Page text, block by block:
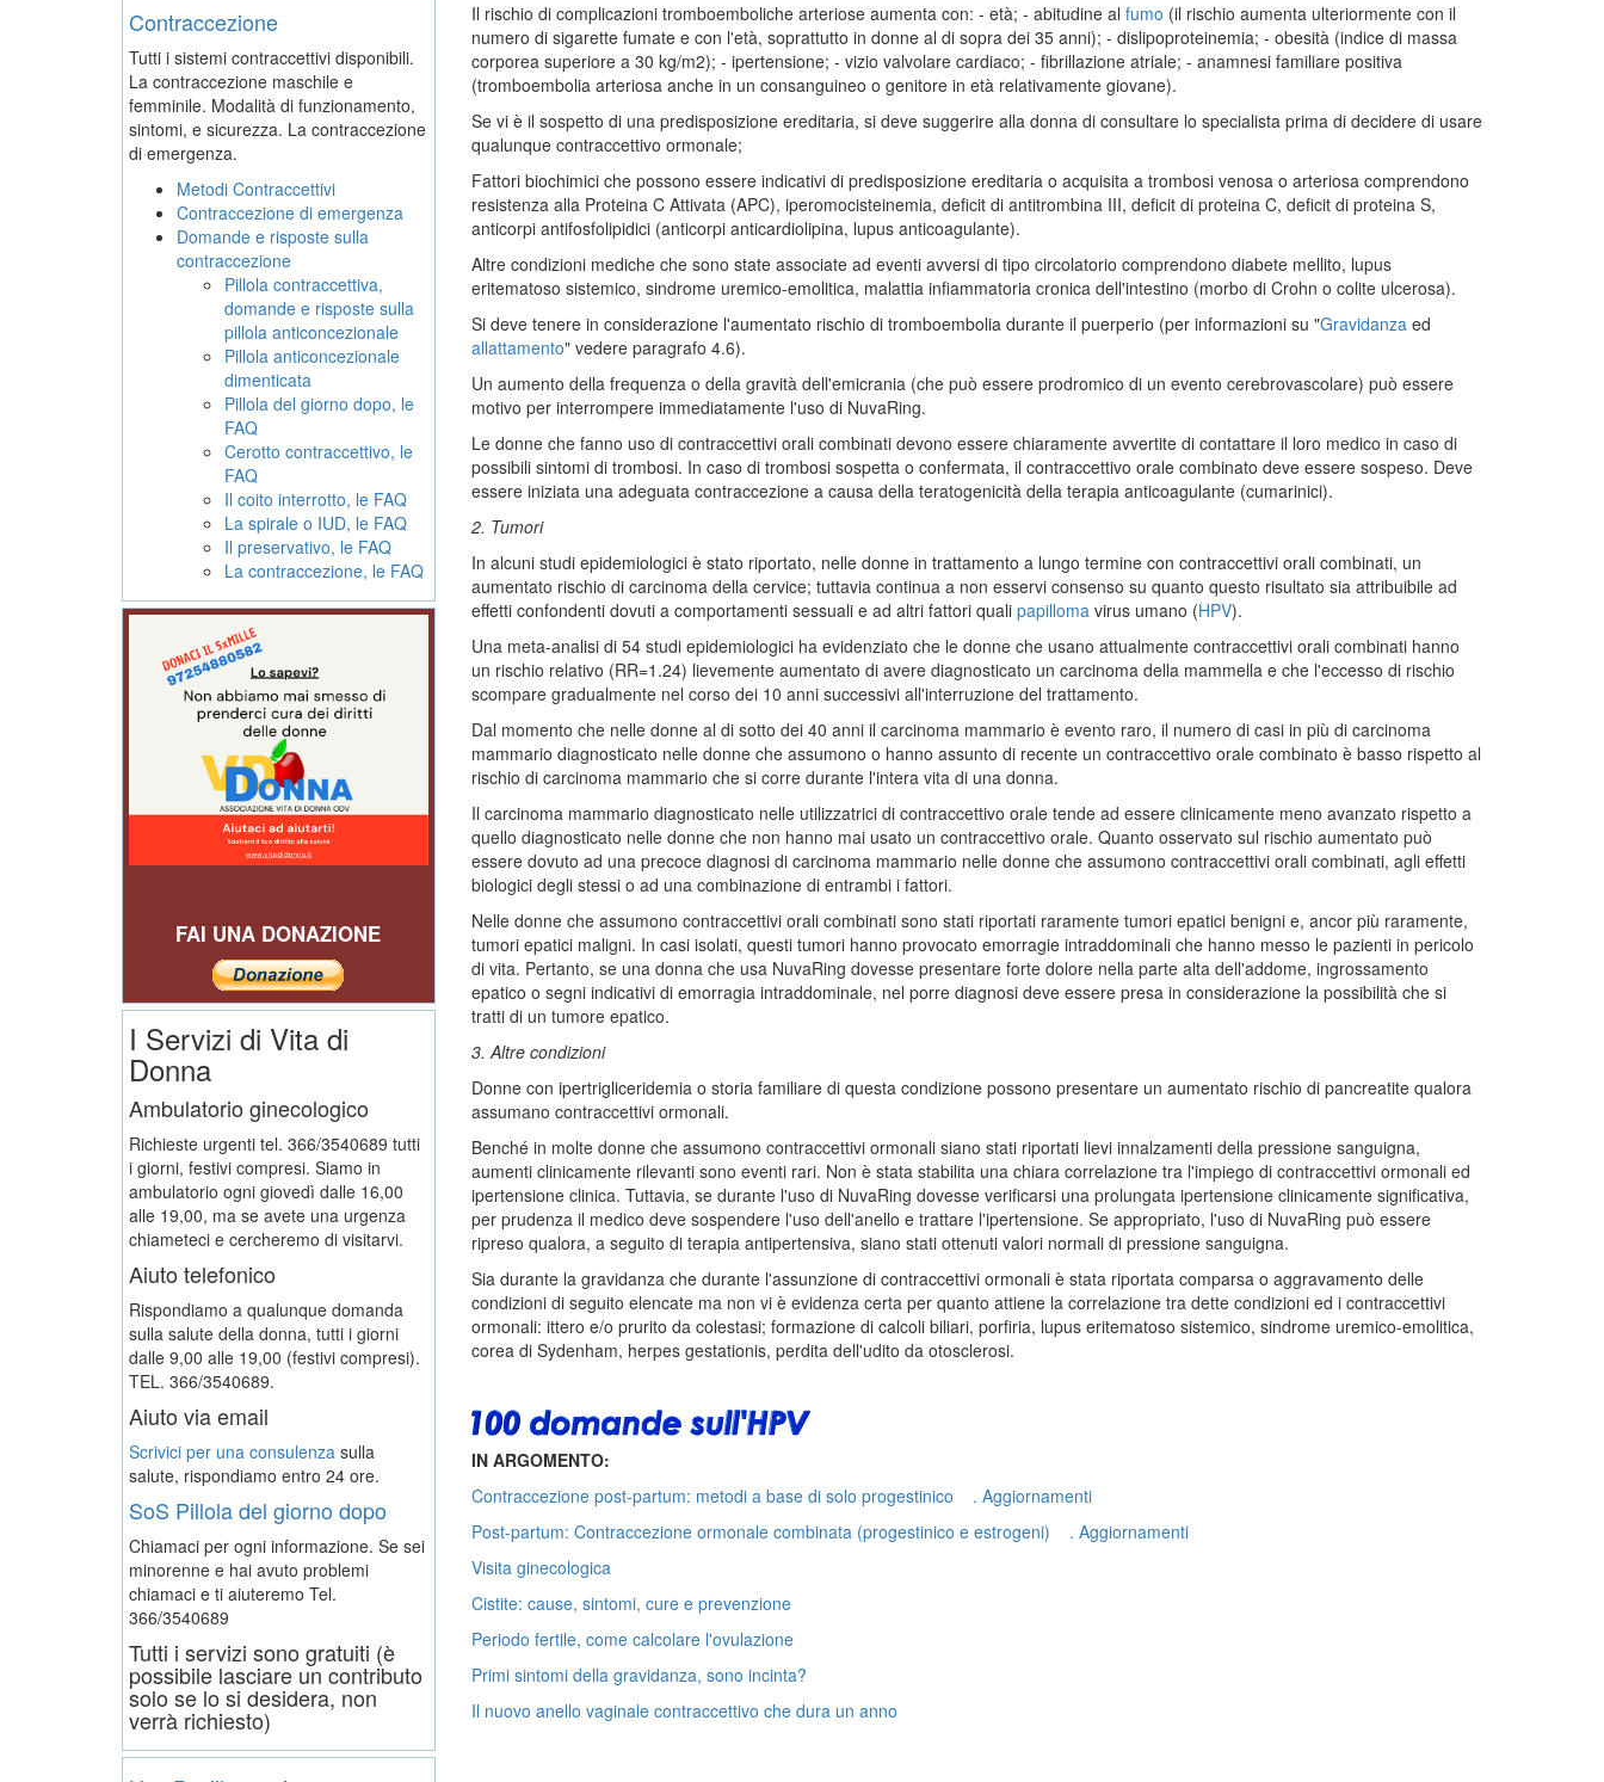
Il rischio di complicazioni tromboemboliche arteriose aumenta con: - età; - abitudine al fumo (il rischio aumenta ulteriormente con il
numero di sigarette fumate e con l'età, soprattutto in donne al di sopra dei 35 anni); - dislipoproteinemia; - obesità (indice di massa
corporea superiore a 30 kg/m2); - ipertensione; - vizio valvolare cardiaco; - fibrillazione atriale; - anamnesi familiare positiva
(tromboembolia arteriosa anche in un consanguineo o genitore in età relativamente giovane).
Se vi è il sospetto di una predisposizione ereditaria, si deve suggerire alla donna di consultare lo specialista prima di decidere di usare
qualunque contraccettivo ormonale;
Fattori biochimici che possono essere indicativi di predisposizione ereditaria o acquisita a trombosi venosa o arteriosa comprendono
resistenza alla Proteina C Attivata (APC), iperomocisteinemia, deficit di antitrombina III, deficit di proteina C, deficit di proteina S,
anticorpi antifosfolipidici (anticorpi anticardiolipina, lupus anticoagulante).
Altre condizioni mediche che sono state associate ad eventi avversi di tipo circolatorio comprendono diabete mellito, lupus
eritematoso sistemico, sindrome uremico-emolitica, malattia infiammatoria cronica dell'intestino (morbo di Crohn o colite ulcerosa).
Si deve tenere in considerazione l'aumentato rischio di tromboembolia durante il puerperio (per informazioni su "Gravidanza ed
allattamento" vedere paragrafo 4.6).
Un aumento della frequenza o della gravità dell'emicrania (che può essere prodromico di un evento cerebrovascolare) può essere
motivo per interrompere immediatamente l'uso di NuvaRing.
Le donne che fanno uso di contraccettivi orali combinati devono essere chiaramente avvertite di contattare il loro medico in caso di
possibili sintomi di trombosi. In caso di trombosi sospetta o confermata, il contraccettivo orale combinato deve essere sospeso. Deve
essere iniziata una adeguata contraccezione a causa della teratogenicità della terapia anticoagulante (cumarinici).
2. Tumori
In alcuni studi epidemiologici è stato riportato, nelle donne in trattamento a lungo termine con contraccettivi orali combinati, un
aumentato rischio di carcinoma della cervice; tuttavia continua a non esservi consenso su quanto questo risultato sia attribuibile ad
effetti confondenti dovuti a comportamenti sessuali e ad altri fattori quali papillomavirus umano (HPV).
Una meta-analisi di 54 studi epidemiologici ha evidenziato che le donne che usano attualmente contraccettivi orali combinati hanno
un rischio relativo (RR=1.24) lievemente aumentato di avere diagnosticato un carcinoma della mammella e che l'eccesso di rischio
scompare gradualmente nel corso dei 10 anni successivi all'interruzione del trattamento.
Dal momento che nelle donne al di sotto dei 40 anni il carcinoma mammario è evento raro, il numero di casi in più di carcinoma
mammario diagnosticato nelle donne che assumono o hanno assunto di recente un contraccettivo orale combinato è basso rispetto al
rischio di carcinoma mammario che si corre durante l'intera vita di una donna.
Il carcinoma mammario diagnosticato nelle utilizzatrici di contraccettivo orale tende ad essere clinicamente meno avanzato rispetto a
quello diagnosticato nelle donne che non hanno mai usato un contraccettivo orale. Quanto osservato sul rischio aumentato può
essere dovuto ad una precoce diagnosi di carcinoma mammario nelle donne che assumono contraccettivi orali combinati, agli effetti
biologici degli stessi o ad una combinazione di entrambi i fattori.
Nelle donne che assumono contraccettivi orali combinati sono stati riportati raramente tumori epatici benigni e, ancor più raramente,
tumori epatici maligni. In casi isolati, questi tumori hanno provocato emorragie intraddominali che hanno messo le pazienti in pericolo
di vita. Pertanto, se una donna che usa NuvaRing dovesse presentare forte dolore nella parte alta dell'addome, ingrossamento
epatico o segni indicativi di emorragia intraddominale, nel porre diagnosi deve essere presa in considerazione la possibilità che si
tratti di un tumore epatico.
3. Altre condizioni
Donne con ipertrigliceridemia o storia familiare di questa condizione possono presentare un aumentato rischio di pancreatite qualora
assumano contraccettivi ormonali.
Benché in molte donne che assumono contraccettivi ormonali siano stati riportati lievi innalzamenti della pressione sanguigna,
aumenti clinicamente rilevanti sono eventi rari. Non è stata stabilita una chiara correlazione tra l'impiego di contraccettivi ormonali ed
ipertensione clinica. Tuttavia, se durante l'uso di NuvaRing dovesse verificarsi una prolungata ipertensione clinicamente significativa,
per prudenza il medico deve sospendere l'uso dell'anello e trattare l'ipertensione. Se appropriato, l'uso di NuvaRing può essere
ripreso qualora, a seguito di terapia antipertensiva, siano stati ottenuti valori normali di pressione sanguigna.
Sia durante la gravidanza che durante l'assunzione di contraccettivi ormonali è stata riportata comparsa o aggravamento delle
condizioni di seguito elencate ma non vi è evidenza certa per quanto attiene la correlazione tra dette condizioni ed i contraccettivi
ormonali: ittero e/o prurito da colestasi; formazione di calcoli biliari, porfiria, lupus eritematoso sistemico, sindrome uremico-emolitica,
corea di Sydenham, herpes gestationis, perdita dell'udito da otosclerosi.
IN ARGOMENTO:
Contraccezione post-partum: metodi a base di solo progestinico . Aggiornamenti
Post-partum: Contraccezione ormonale combinata (progestinico e estrogeni) . Aggiornamenti
Visita ginecologica
Cistite: cause, sintomi, cure e prevenzione
Periodo fertile, come calcolare l'ovulazione
Primi sintomi della gravidanza, sono incinta?
Il nuovo anello vaginale contraccettivo che dura un anno
Contraccezione
Tutti i sistemi contraccettivi disponibili.
La contraccezione maschile e
femminile. Modalità di funzionamento,
sintomi, e sicurezza. La contraccezione
di emergenza.
Metodi Contraccettivi
Contraccezione di emergenza
Domande e risposte sulla
contraccezione
Pillola contraccettiva,
domande e risposte sulla
pillola anticoncezionale
Pillola anticoncezionale
dimenticata
Pillola del giorno dopo, le
FAQ
Cerotto contraccettivo, le
FAQ
Il coito interrotto, le FAQ
La spirale o IUD, le FAQ
Il preservativo, le FAQ
La contraccezione, le FAQ
FAI UNA DONAZIONE
I Servizi di Vita di
Donna
Ambulatorio ginecologico
Richieste urgenti tel. 366/3540689 tutti
i giorni, festivi compresi. Siamo in
ambulatorio ogni giovedì dalle 16,00
alle 19,00, ma se avete una urgenza
chiameteci e cercheremo di visitarvi.
Aiuto telefonico
Rispondiamo a qualunque domanda
sulla salute della donna, tutti i giorni
dalle 9,00 alle 19,00 (festivi compresi).
TEL. 366/3540689.
Aiuto via email
Scrivici per una consulenza sulla
salute, rispondiamo entro 24 ore.
SoS Pillola del giorno dopo
Chiamaci per ogni informazione. Se sei
minorenne e hai avuto problemi
chiamaci e ti aiuteremo Tel.
366/3540689
Tutti i servizi sono gratuiti (è
possibile lasciare un contributo
solo se lo si desidera, non
verrà richiesto)